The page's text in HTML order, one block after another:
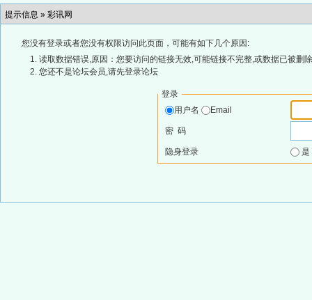
提示信息 » 彩讯网
您没有登录或者您没有权限访问此页面，可能有如下几个原因:
读取数据错误,原因：您要访问的链接无效,可能链接不完整,或数据已被删
您还不是论坛会员,请先登录论坛
登录
用户名
Email
密 码
隐身登录